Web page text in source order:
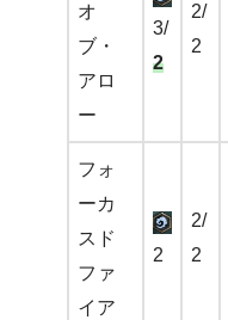
オ
ブ・
アロ
ー
3/
2
2/
2
フォ
ーカ
スド
ファ
イア
2
2/
2